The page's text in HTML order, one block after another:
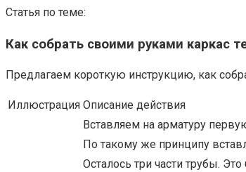
Статья по теме:
Как собрать своими руками каркас
Предлагаем короткую инструкцию, как
Иллюстрация Описание действия
Вставляем на арматуру
По такому же принципу
Осталось три части трубы.